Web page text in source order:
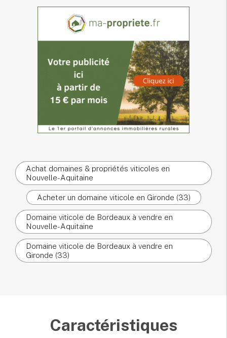
Achat domaines & propriétés viticoles en
Nouvelle-Aquitaine
Acheter un domaine viticole en Gironde (33)
Domaine viticole de Bordeaux à vendre en
Nouvelle-Aquitaine
Domaine viticole de Bordeaux à vendre en
Gironde (33)
Caractéristiques